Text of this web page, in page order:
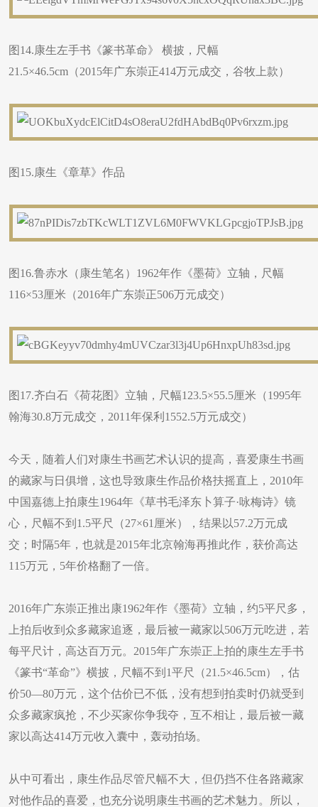
图14.康生左手书《篆书革命》 横披，尺幅
21.5×46.5cm（2015年广东崇正414万元成交，谷牧上款）
图15.康生《章草》作品
图16.鲁赤水（康生笔名）1962年作《墨荷》立轴，尺幅
116×53厘米（2016年广东崇正506万元成交）
图17.齐白石《荷花图》立轴，尺幅123.5×55.5厘米（1995年
翰海30.8万元成交，2011年保利1552.5万元成交）
今天，随着人们对康生书画艺术认识的提高，喜爱康生书画
的藏家与日俱增，这也导致康生作品价格扶摇直上，2010年
中国嘉德上拍康生1964年《草书毛泽东卜算子·咏梅诗》镜
心，尺幅不到1.5平尺（27×61厘米），结果以57.2万元成
交；时隔5年，也就是2015年北京翰海再推此作，获价高达
115万元，5年价格翻了一倍。
2016年广东崇正推出康1962年作《墨荷》立轴，约5平尺多，
上拍后收到众多藏家追逐，最后被一藏家以506万元吃进，若
每平尺计，高达百万元。2015年广东崇正上拍的康生左手书
《篆书“革命”》横披，尺幅不到1平尺（21.5×46.5cm），估
价50—80万元，这个估价已不低，没有想到拍卖时仍就受到
众多藏家疯抢，不少买家你争我夺，互不相让，最后被一藏
家以高达414万元收入囊中，轰动拍场。
从中可看出，康生作品尽管尺幅不大，但仍挡不住各路藏家
对他作品的喜爱，也充分说明康生书画的艺术魅力。所以，